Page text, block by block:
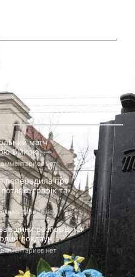
під замовлення з
– надійне
рідин
нет
матч
бійкою, —
нет
попередила про
графік та
нет
розповів, чи
локдаун
нет